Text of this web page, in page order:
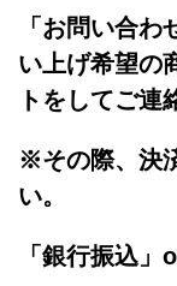
「お問い合わ
い上げ希望の
トをしてご連
※その際、決
い。
「銀行振込」